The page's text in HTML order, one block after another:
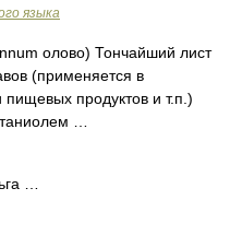
языка
олово) Тончайший лист
(применяется в
пищевых продуктов и т.п.)
…
…